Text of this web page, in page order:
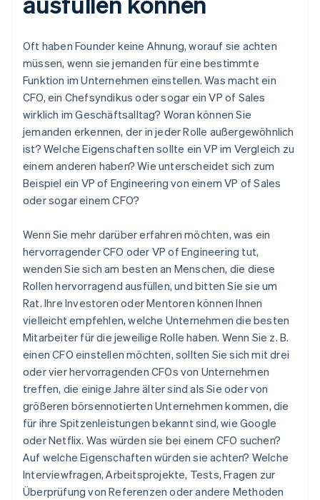
Oft haben Founder keine Ahnung, worauf sie achten
müssen, wenn sie jemanden für eine bestimmte
Funktion im Unternehmen einstellen. Was macht ein
CFO, ein Chefsyndikus oder sogar ein VP of Sales
wirklich im Geschäftsalltag? Woran können Sie
jemanden erkennen, der in jeder Rolle außergewöhnlich
ist? Welche Eigenschaften sollte ein VP im Vergleich zu
einem anderen haben? Wie unterscheidet sich zum
Beispiel ein VP of Engineering von einem VP of Sales
oder sogar einem CFO?
Wenn Sie mehr darüber erfahren möchten, was ein
hervorragender CFO oder VP of Engineering tut,
wenden Sie sich am besten an Menschen, die diese
Rollen hervorragend ausfüllen, und bitten Sie sie um
Rat. Ihre Investoren oder Mentoren können Ihnen
vielleicht empfehlen, welche Unternehmen die besten
Mitarbeiter für die jeweilige Rolle haben. Wenn Sie z. B.
einen CFO einstellen möchten, sollten Sie sich mit drei
oder vier hervorragenden CFOs von Unternehmen
treffen, die einige Jahre älter sind als Sie oder von
größeren börsennotierten Unternehmen kommen, die
für ihre Spitzenleistungen bekannt sind, wie Google
oder Netflix. Was würden sie bei einem CFO suchen?
Auf welche Eigenschaften würden sie achten? Welche
Interviewfragen, Arbeitsprojekte, Tests, Fragen zur
Überprüfung von Referenzen oder andere Methoden